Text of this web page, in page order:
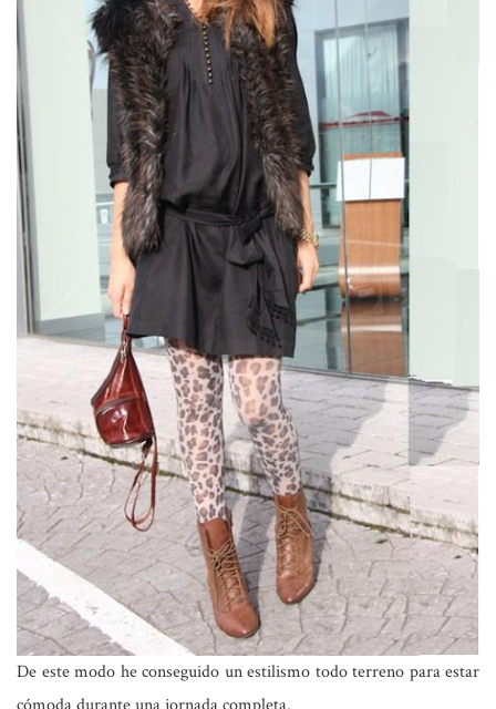
De este modo he conseguido un estilismo todo terreno para estar